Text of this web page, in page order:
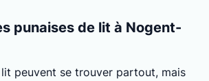
punaises de lit à Nogent-
lit peuvent se trouver partout, mais